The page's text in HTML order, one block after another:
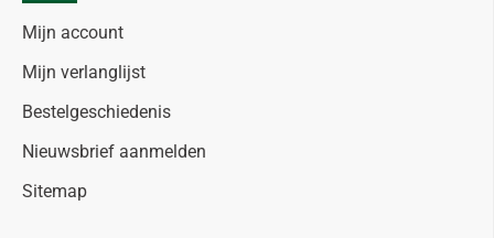
Mijn account
Mijn verlanglijst
Bestelgeschiedenis
Nieuwsbrief aanmelden
Sitemap